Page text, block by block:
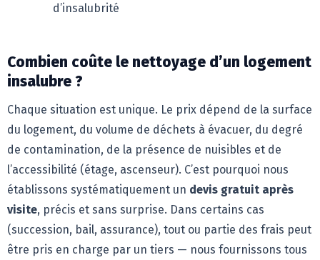
d’insalubrité
Combien coûte le nettoyage d’un logement
insalubre ?
Chaque situation est unique. Le prix dépend de la surface
du logement, du volume de déchets à évacuer, du degré
de contamination, de la présence de nuisibles et de
l’accessibilité (étage, ascenseur). C’est pourquoi nous
établissons systématiquement un devis gratuit après
visite, précis et sans surprise. Dans certains cas
(succession, bail, assurance), tout ou partie des frais peut
être pris en charge par un tiers — nous fournissons tous